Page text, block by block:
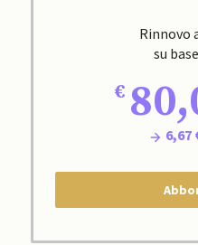
Rinnovo
su
6,67